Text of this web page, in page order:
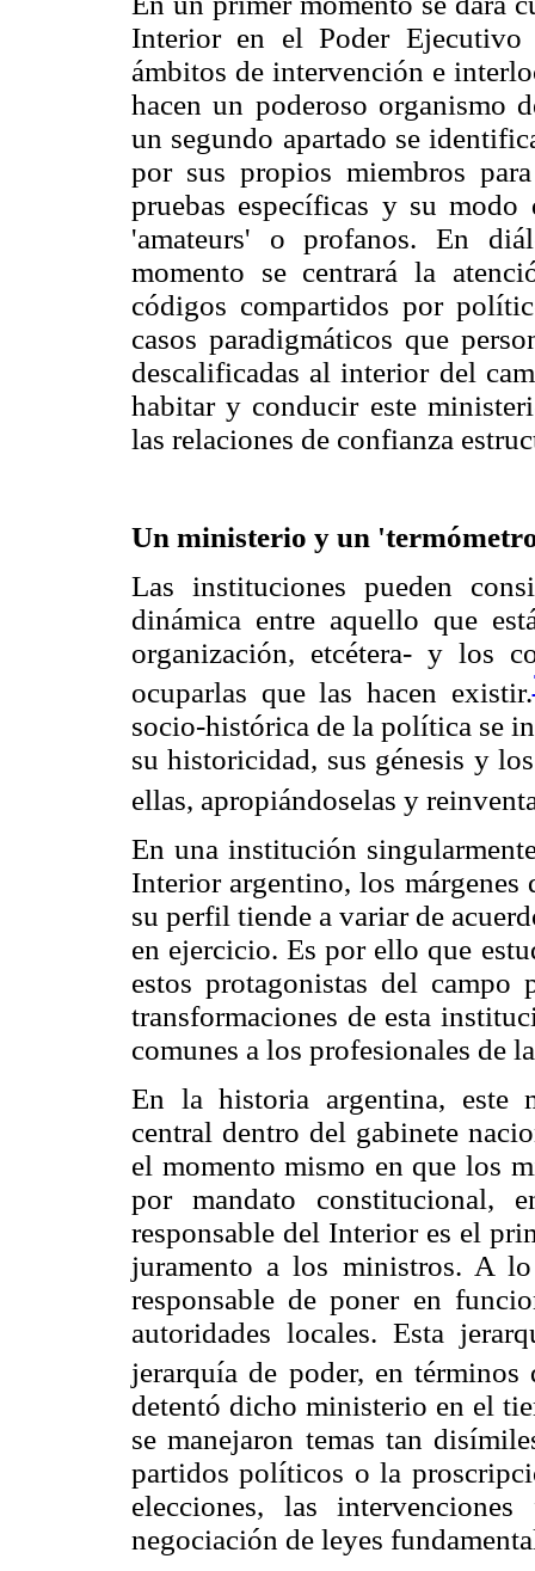
Interior en el Poder Ejecutivo
ámbitos de intervención e
hacen un poderoso organismo
un segundo apartado se
por sus propios miembros
pruebas específicas y su
'amateurs' o profanos. En
momento se centrará la
códigos compartidos por
casos paradigmáticos que
descalificadas al interior del
habitar y conducir este
las relaciones de confianza
Un ministerio y un
Las instituciones pueden
dinámica entre aquello que
organización, etcétera- y los
ocuparlas que las hacen existir.
socio-histórica de la política se
su historicidad, sus génesis y
ellas, apropiándoselas y
En una institución
Interior argentino, los márgenes
su perfil tiende a variar de
en ejercicio. Es por ello que
estos protagonistas del
transformaciones de esta
comunes a los profesionales de
En la historia argentina, este
central dentro del gabinete
el momento mismo en que los
por mandato constitucional,
responsable del Interior es el
juramento a los ministros. A
responsable de poner en
autoridades locales. Esta
jerarquía de poder, en
detentó dicho ministerio en el
se manejaron temas tan
partidos políticos o la
elecciones, las
negociación de leyes